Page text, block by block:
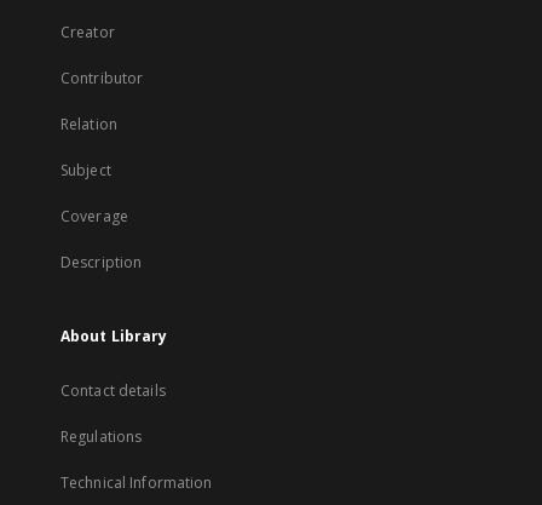
Creator
Contributor
Relation
Subject
Coverage
Description
About Library
Contact details
Regulations
Technical Information